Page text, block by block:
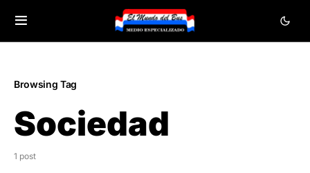
Browsing Tag
Sociedad
1 post